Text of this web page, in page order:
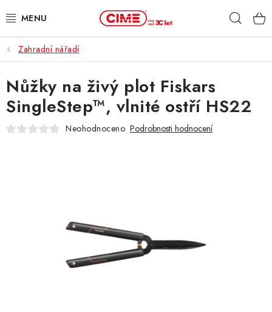
na
ZAHRADA, LES
DÍLNA, STAVBA
MILWAUKEE
Zahradní nářadí
Nůžky na živý plot Fiskars
SingleStep™, vlnité ostří HS22
Neohodnoceno Podrobnosti hodnocení